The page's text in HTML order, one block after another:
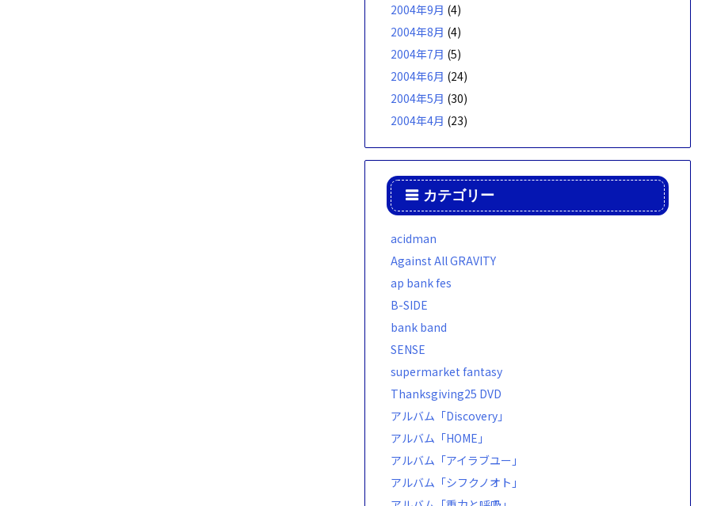
2004年9月 (4)
2004年8月 (4)
2004年7月 (5)
2004年6月 (24)
2004年5月 (30)
2004年4月 (23)
カテゴリー
acidman
Against All GRAVITY
ap bank fes
B-SIDE
bank band
SENSE
supermarket fantasy
Thanksgiving25 DVD
アルバム「Discovery」
アルバム「HOME」
アルバム「アイラブユー」
アルバム「シフクノオト」